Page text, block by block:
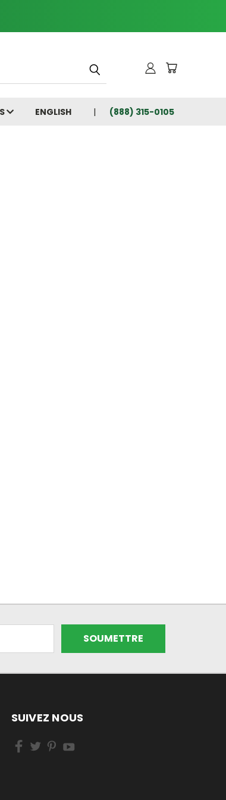
ENGLISH (888) 315-0105
SUIVEZ NOUS